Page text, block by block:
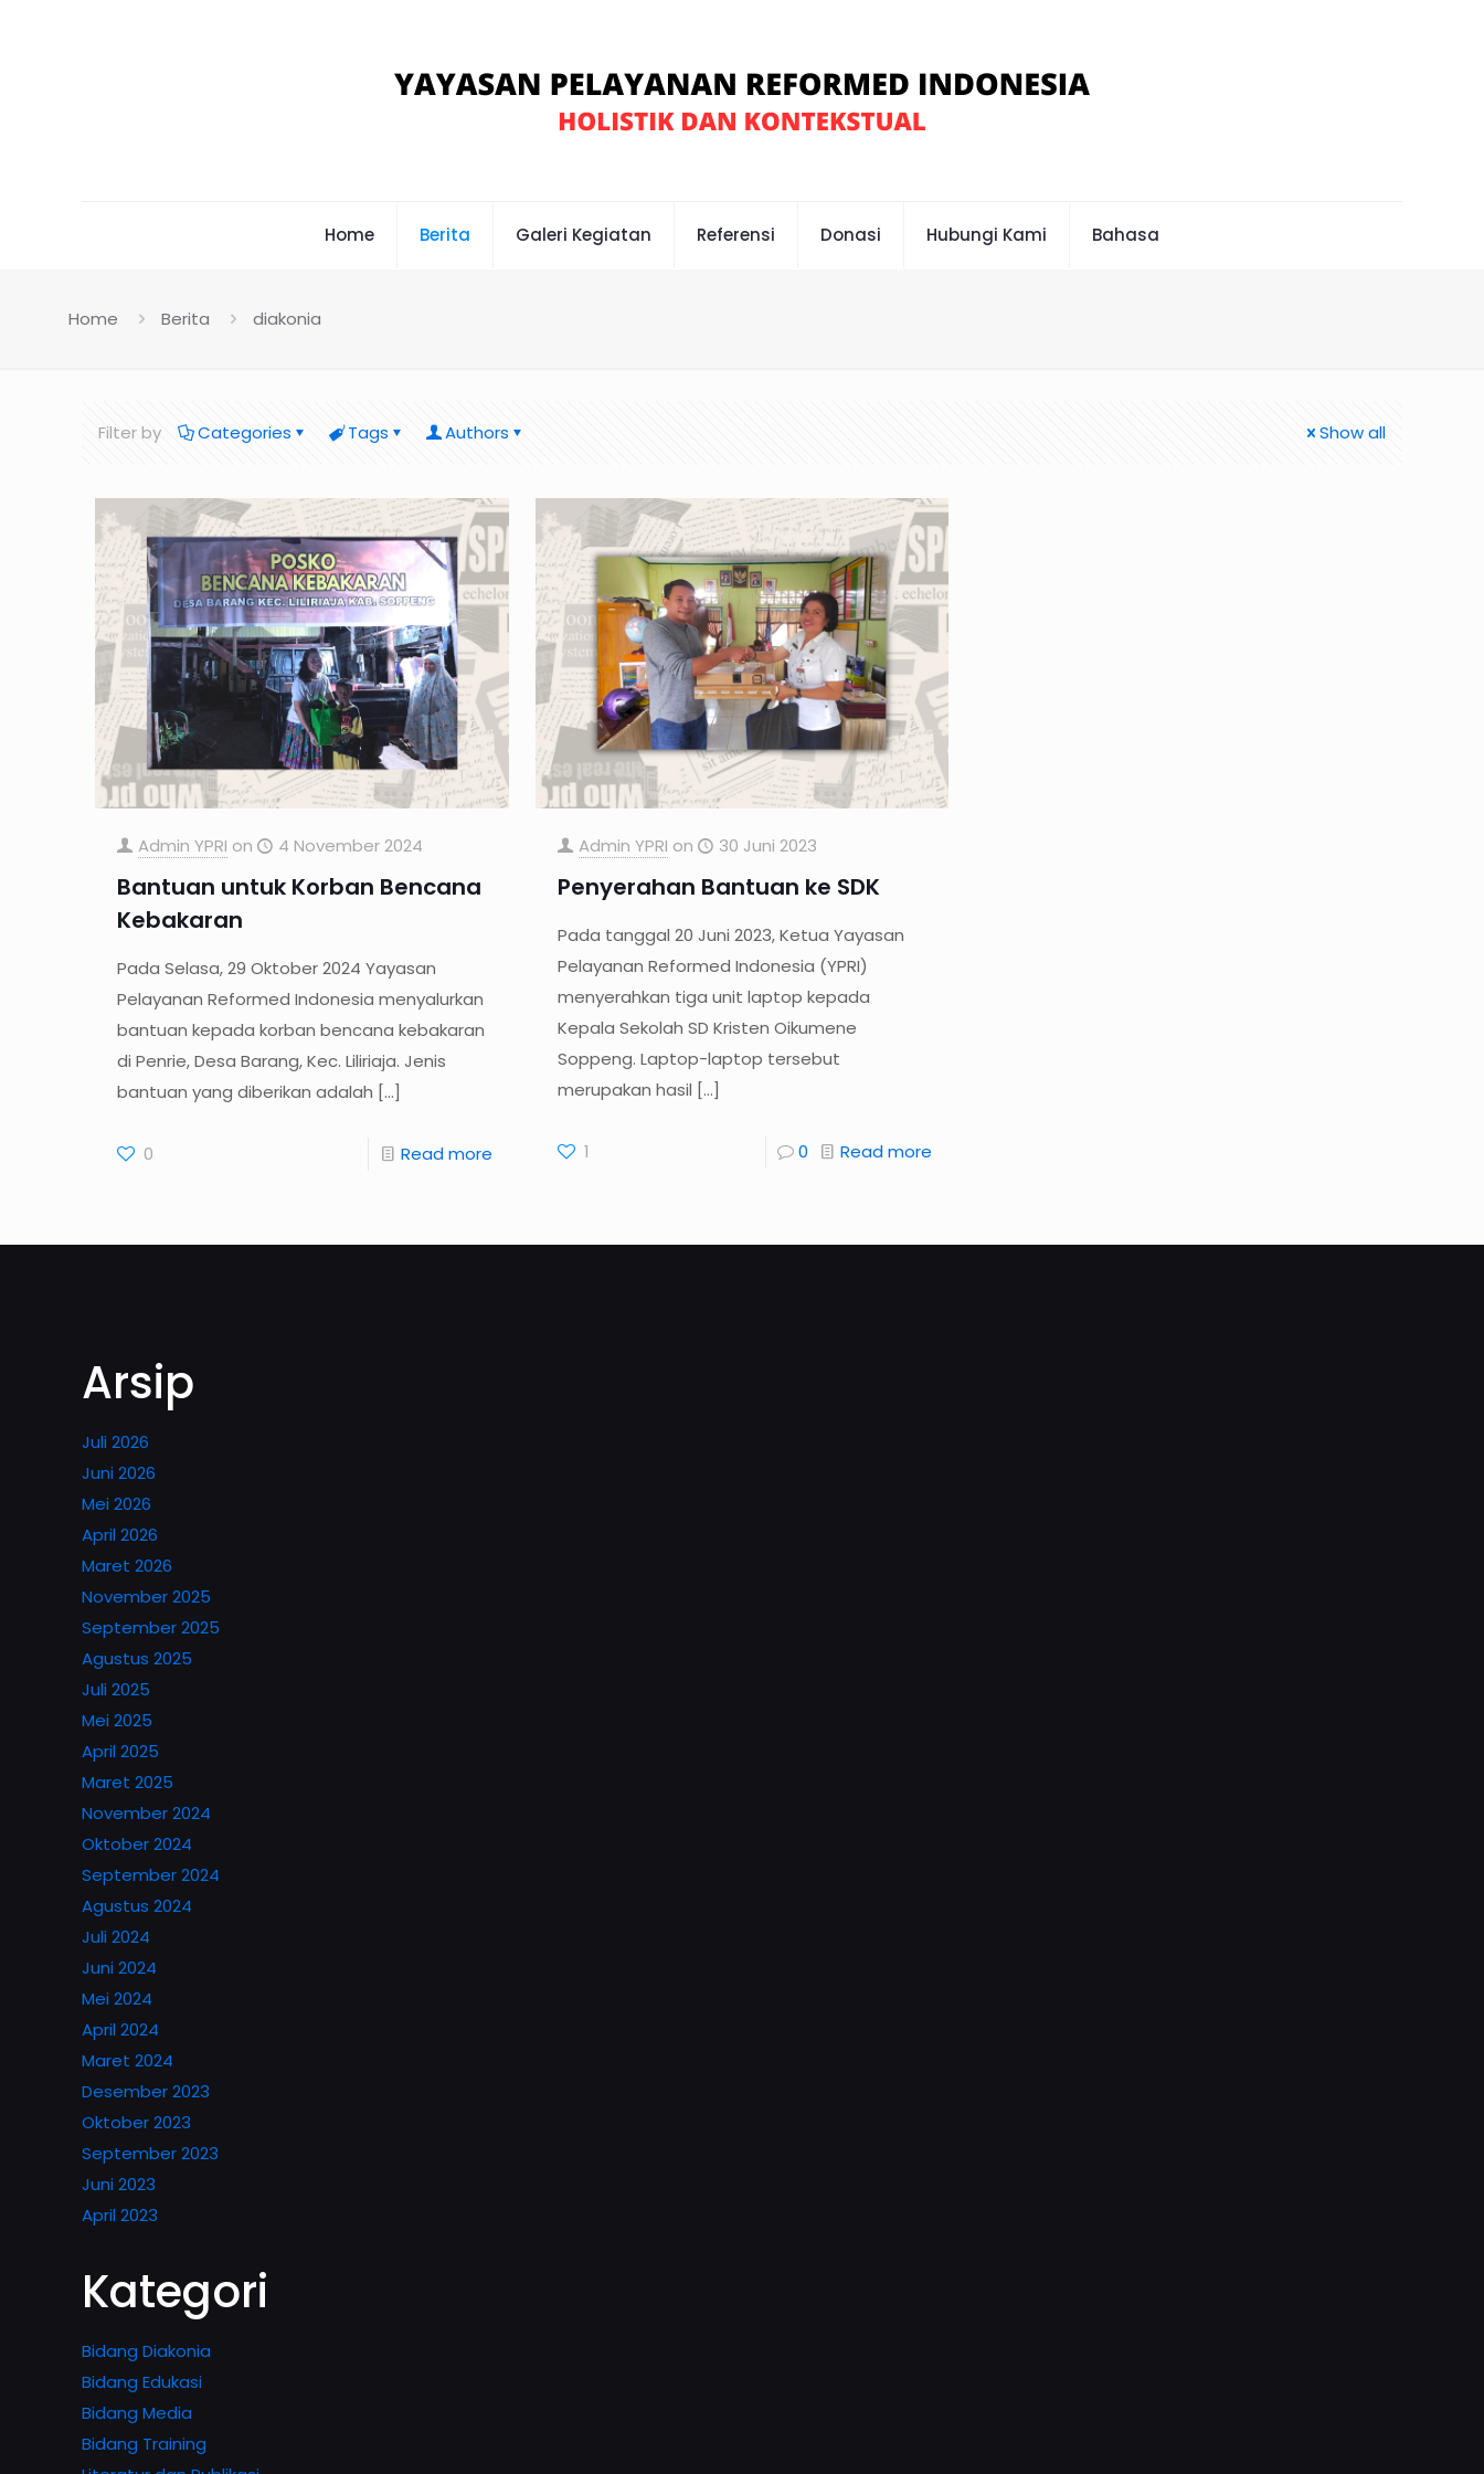
Home Berita Galeri Kegiatan Referensi Donasi Hubungi Kami Bahasa
Home Berita diakonia
Filter by Categories Tags Authors Show all
Admin YPRI on 4 November 2024
Bantuan untuk Korban Bencana
Kebakaran
Pada Selasa, 29 Oktober 2024 Yayasan
Pelayanan Reformed Indonesia menyalurkan
bantuan kepada korban bencana kebakaran
di Penrie, Desa Barang, Kec. Liliriaja. Jenis
bantuan yang diberikan adalah […]
0 Read more
Admin YPRI on 30 Juni 2023
Penyerahan Bantuan ke SDK
Pada tanggal 20 Juni 2023, Ketua Yayasan
Pelayanan Reformed Indonesia (YPRI)
menyerahkan tiga unit laptop kepada
Kepala Sekolah SD Kristen Oikumene
Soppeng. Laptop-laptop tersebut
merupakan hasil […]
1 0 Read more
Arsip
Juli 2026
Juni 2026
Mei 2026
April 2026
Maret 2026
November 2025
September 2025
Agustus 2025
Juli 2025
Mei 2025
April 2025
Maret 2025
November 2024
Oktober 2024
September 2024
Agustus 2024
Juli 2024
Juni 2024
Mei 2024
April 2024
Maret 2024
Desember 2023
Oktober 2023
September 2023
Juni 2023
April 2023
Kategori
Bidang Diakonia
Bidang Edukasi
Bidang Media
Bidang Training